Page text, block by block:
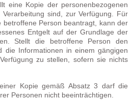
eine Kopie der personenbezogenen
sind, zur Verfügung. Für
betroffene Person beantragt, kann der
Entgelt auf der Grundlage der
Stellt die betroffene Person den
die Informationen in einem gängigen
zu stellen, sofern sie nichts
Kopie gemäß Absatz 3 darf die
Personen nicht beeinträchtigen.